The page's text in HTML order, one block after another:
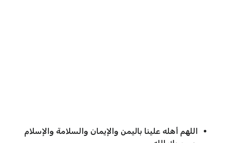
اللهم أهله علينا باليمن والإيمان والسلامة والإسلام